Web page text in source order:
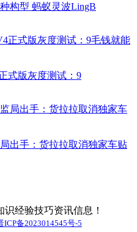
构型 蚂蚁灵波LingB
式版灰度测试：9
出手：货拉拉取消独家车贴
经验技巧资讯信息！
ICP备2023014545号-5